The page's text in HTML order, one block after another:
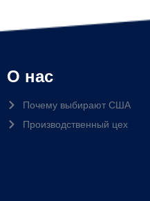
О нас
Почему выбирают США
Производственный цех